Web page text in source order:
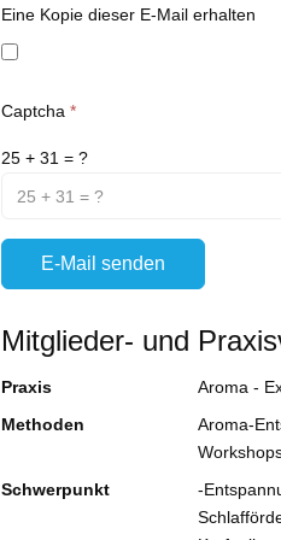
Eine Kopie dieser E-Mail erhalten
Captcha *
25 + 31 = ?
E-Mail senden
Mitglieder- und
Praxis
Aroma -
Methoden
Aroma-
Schwerpunkt
-